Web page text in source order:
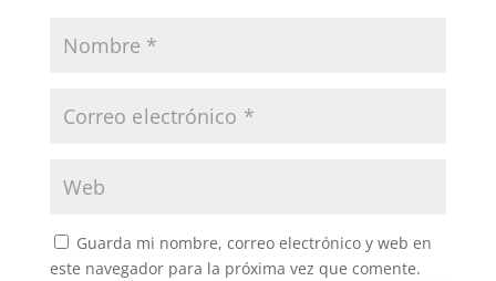
Guarda mi nombre, correo electrónico y web en
este navegador para la próxima vez que comente.